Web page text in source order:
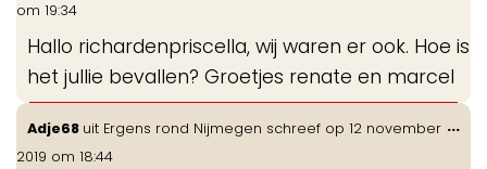
om 19:34
Hallo richardenpriscella, wij waren er ook. Hoe is
het jullie bevallen? Groetjes renate en marcel
Adje68 uit Ergens rond Nijmegen schreef op 12 november
2019 om 18:44
...